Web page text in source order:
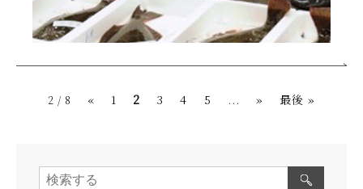
2 / 8 « 1 2 3 4 5 ... » 最後 »